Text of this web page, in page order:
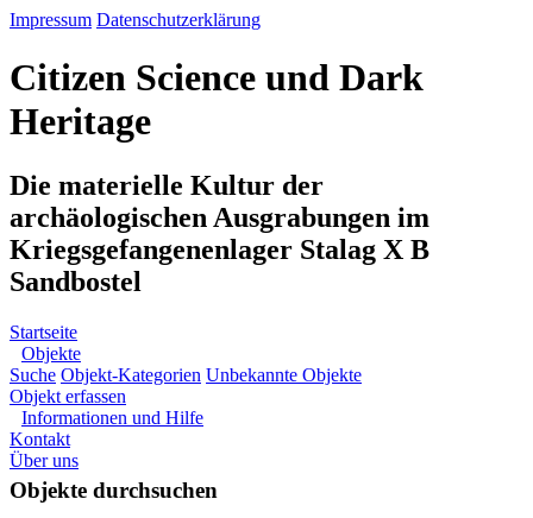
Impressum Datenschutzerklärung
Citizen Science und Dark
Heritage
Die materielle Kultur der
archäologischen Ausgrabungen im
Kriegsgefangenenlager Stalag X B
Sandbostel
Startseite
Objekte
Suche Objekt-Kategorien Unbekannte Objekte
Objekt erfassen
Informationen und Hilfe
Kontakt
Über uns
Objekte durchsuchen